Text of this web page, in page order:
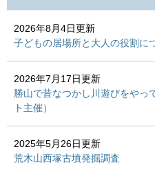
2026年8月4日更新
子どもの居場所と大人の役割に
2026年7月17日更新
勝山で昔なつかし川遊びをやっ
ト主催）
2025年5月26日更新
荒木山西塚古墳発掘調査